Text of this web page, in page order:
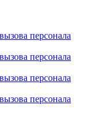
персонала
персонала
персонала
персонала